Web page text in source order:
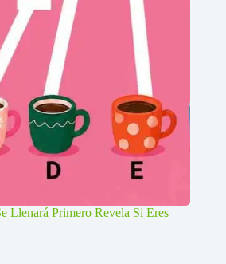
Llenará Primero Revela Si Eres